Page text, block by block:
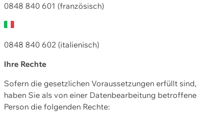
0848 840 601 (französisch)
0848 840 602 (italienisch)
Ihre Rechte
Sofern die gesetzlichen Voraussetzungen erfüllt sind,
haben Sie als von einer Datenbearbeitung betroffene
Person die folgenden Rechte: